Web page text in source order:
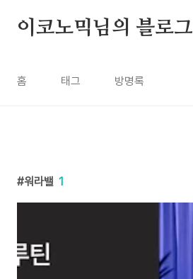
이코노믹님의 블로그
홈 태그 방명록
워라밸 1